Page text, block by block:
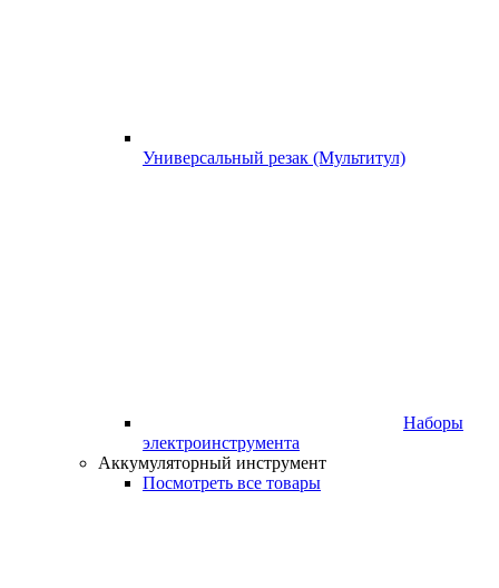
Универсальный резак (Мультитул)
Наборы
электроинструмента
Аккумуляторный инструмент
Посмотреть все товары